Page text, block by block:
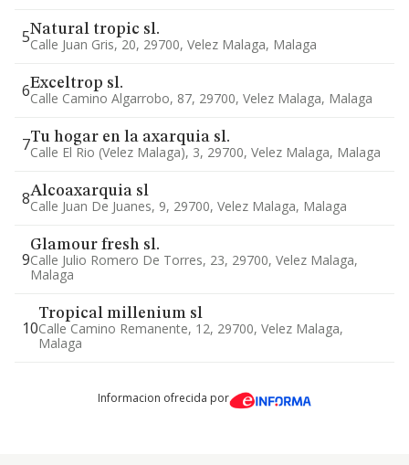
5Natural tropic sl.
Calle Juan Gris, 20, 29700, Velez Malaga, Malaga
6Exceltrop sl.
Calle Camino Algarrobo, 87, 29700, Velez Malaga, Malaga
7Tu hogar en la axarquia sl.
Calle El Rio (velez Malaga), 3, 29700, Velez Malaga, Malaga
8Alcoaxarquia sl
Calle Juan De Juanes, 9, 29700, Velez Malaga, Malaga
9
Glamour fresh sl.
Calle Julio Romero De Torres, 23, 29700, Velez Malaga,
Malaga
10
Tropical millenium sl
Calle Camino Remanente, 12, 29700, Velez Malaga,
Malaga
Informacion ofrecida por